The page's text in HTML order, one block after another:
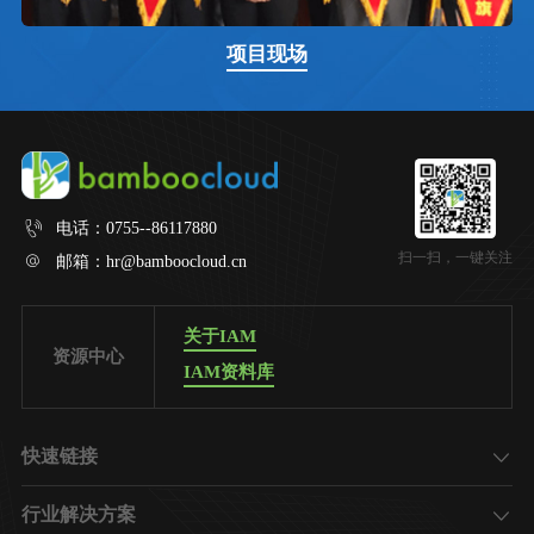
项目现场
电话： 0755--86117880
邮箱： hr@bamboocloud.cn 扫一扫，一键关注
资源中心
关于IAM
IAM资料库
快速链接
行业解决方案